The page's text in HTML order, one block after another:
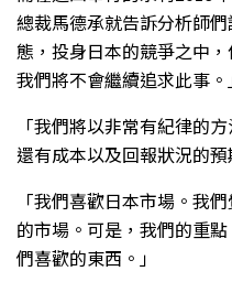
總裁馬德承就告訴分析師
態，投身日本的競爭之中
我們將不會繼續追求此事。
「我們將以非常有紀律的
還有成本以及回報狀況的預
「我們喜歡日本市場。我
的市場。可是，我們的重
們喜歡的東西。」